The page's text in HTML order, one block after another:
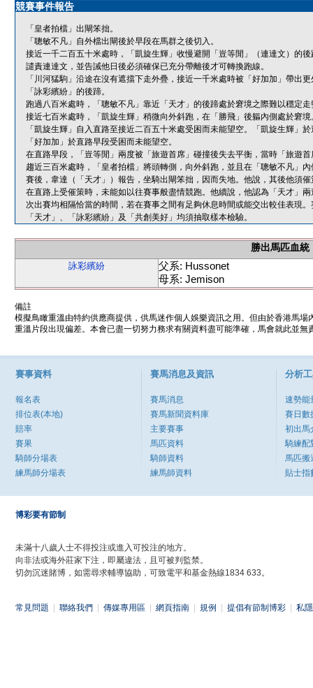
競賽事件報告
「皇者拍檔」出閘笨拙。
「聰敏不凡」自外檔出閘後於早段在馬群之後切入。
接近一千二百五十米處時，「凱旋生輝」收慢避開「豈等閒」（連達文）的
譴責連達文，並告誡他日後必須確保已充分帶離後才可轉換跑線。
「川河猛駒」沿途在沒有遮擋下走外疊，接近一千米處時被「好加加」帶出
「詠彩繽紛」的後蹄。
跑過八百米處時，「聰敏不凡」靠近「天才」的後蹄處於窘境之際難以穩定
接近七百米處時，「凱旋生輝」稍微向外斜跑，在「勝飛」後軀內側處於窘境
「凱旋生輝」自入直路至接近二百五十米處受困而未能望空。「凱旋生輝」
「好加加」於直路早段受困而未能望空。
在直路早段，「豈等閒」兩度被「旅遊首席」碰撞後失去平衡，當時「旅遊
趨近三百米處時，「皇者拍檔」將頭轉側，向外斜跑，並且在「聰敏不凡」
賽後，韋達（「天才」）報告，坐騎出閘笨拙，因而失地。他說，其後他須
在直路上受催策時，未能如以往賽事般盡情競跑。他續說，他認為「天才」
次出賽均相隔恰當的時間，若在賽事之間有足夠休息時間或能交出較佳表現
「天才」、「詠彩繽紛」及「共創美好」均須抽取樣本檢驗。
勝出馬匹血統
詠彩繽紛
父系: Hussonet
母系: Jemison
備註
模擬鳥瞰重溫由特約供應商提供，供馬迷作個人娛樂資訊之用。但由於香港馬
重溫片段出現偏差。本會已盡一切努力務求有關資料盡可能準確，馬會就此並
賽事資料
報名表
排位表(本地)
賠率
賽果
騎師分場表
練馬師分場表
賽馬消息及資訊
賽馬消息
賽馬新聞資料庫
主要賽事
馬匹資料
騎師資料
練馬師資料
分析
速勢能
賽日數
初出馬
騎練配
馬匹搬
貼士指
博彩要有節制
未滿十八歲人士不得投注或進入可投注的地方。
向非法或海外莊家下注，即屬違法，且可被判監禁。
切勿沉迷賭博，如需尋求輔導協助，可致電平和基金熱線1834 633。
常見問題 聯絡我們 傳媒專用區 網頁指南 規例 提倡有節制博彩 私